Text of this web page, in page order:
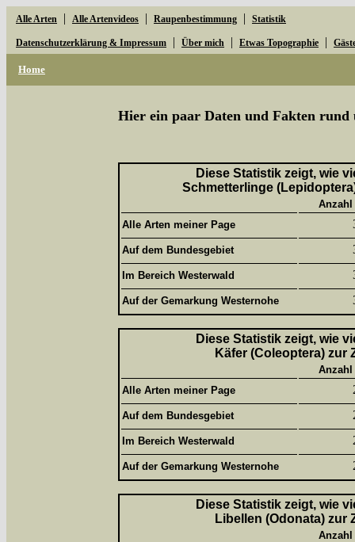
Alle Arten | Alle Artenvideos | Raupenbestimmung | Statistik
Datenschutzerklärung & Impressum | Über mich | Etwas Topographie |
Home
Hier ein paar Daten und Fakten rund
Diese Statistik zeigt, wie
Schmetterlinge
Alle Arten meiner Page
Auf dem Bundesgebiet
Im Bereich Westerwald
Auf der Gemarkung Westernohe
Diese Statistik zeigt, wie
Käfer (Coleoptera) zur
Alle Arten meiner Page
Auf dem Bundesgebiet
Im Bereich Westerwald
Auf der Gemarkung Westernohe
Diese Statistik zeigt, wie
Libellen (Odonata) zur